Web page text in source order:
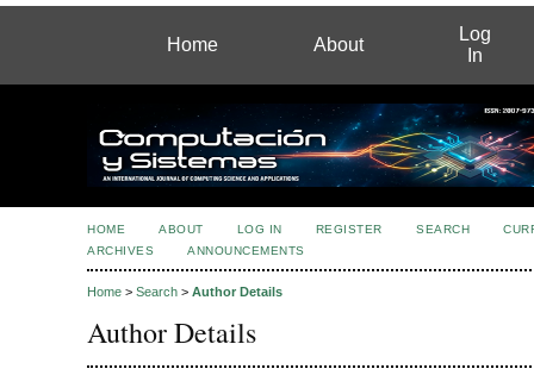
Home About
Log
In
HOME ABOUT LOG IN REGISTER SEARCH
ARCHIVES
ANNOUNCEMENTS
Home > Search > Author Details
Author Details